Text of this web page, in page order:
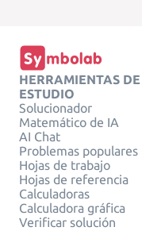
HERRAMIENTAS DE
ESTUDIO
Solucionador
Matemático de IA
AI Chat
Problemas populares
Hojas de trabajo
Hojas de referencia
Calculadoras
Calculadora gráfica
Verificar solución